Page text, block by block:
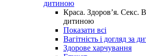
дитиною
Краса. Здоров’я. Секс.
дитиною
Показати всі
Вагітність і догляд за
Здорове харчування